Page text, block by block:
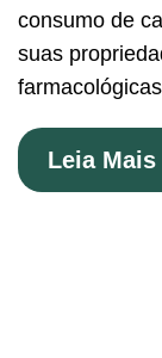
consumo de
suas
Leia Mais